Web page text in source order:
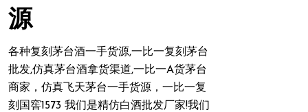
源
各种复刻茅台酒一手货源,一比一复刻茅台
批发,仿真茅台酒拿货渠道,一比一A货茅台
商家，仿真飞天茅台一手货源，一比一复
刻国窖1573 我们是精仿白酒批发厂家!我们